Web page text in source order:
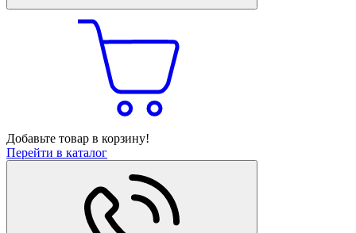
Добавьте товар в корзину!
Перейти в каталог